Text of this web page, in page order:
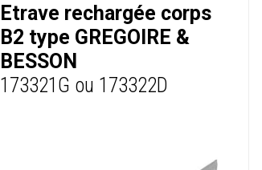
Etrave rechargée corps
B2 type GREGOIRE &
BESSON
173321G ou 173322D